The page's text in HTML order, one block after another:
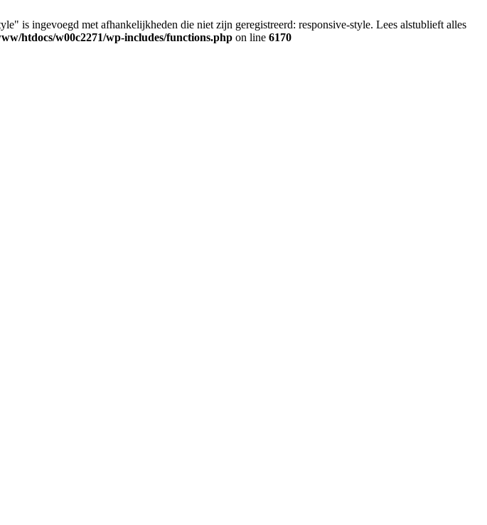
is ingevoegd met afhankelijkheden die niet zijn geregistreerd: responsive-style. Lees alstublieft alles
htdocs/w00c2271/wp-includes/functions.php on line 6170